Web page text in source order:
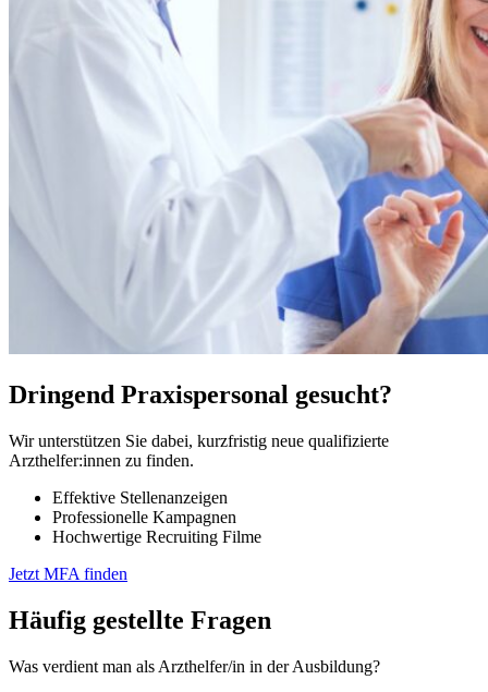
Dringend Praxispersonal gesucht?
Wir unterstützen Sie dabei, kurzfristig neue qualifizierte
Arzthelfer:innen zu finden.
Effektive Stellenanzeigen
Professionelle Kampagnen
Hochwertige Recruiting Filme
Jetzt MFA finden
Häufig gestellte Fragen
Was verdient man als Arzthelfer/in in der Ausbildung?